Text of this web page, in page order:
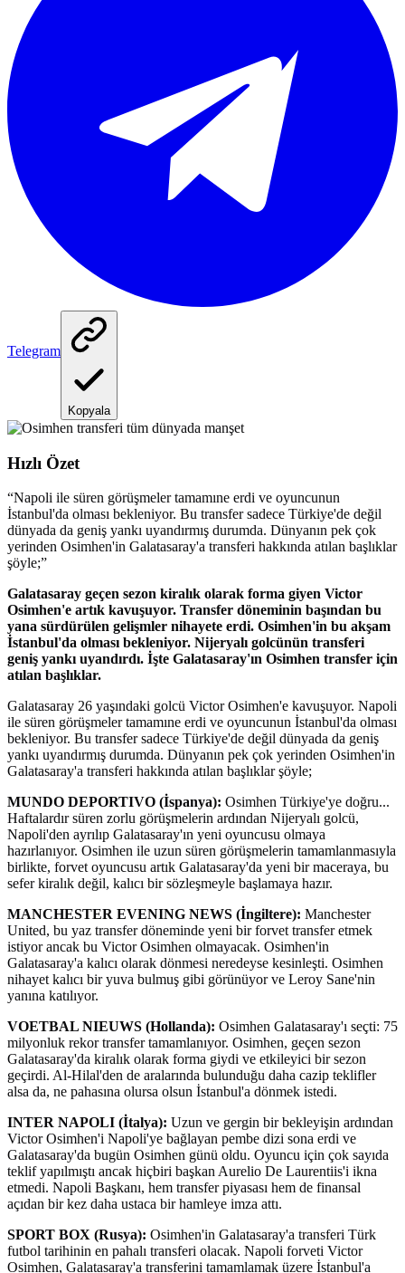
Telegram
Kopyala
Hızlı Özet
“Napoli ile süren görüşmeler tamamıne erdi ve oyuncunun
İstanbul'da olması bekleniyor. Bu transfer sadece Türkiye'de değil
dünyada da geniş yankı uyandırmış durumda. Dünyanın pek çok
yerinden Osimhen'in Galatasaray'a transferi hakkında atılan başlıklar
şöyle;”
Galatasaray geçen sezon kiralık olarak forma giyen Victor
Osimhen'e artık kavuşuyor. Transfer döneminin başından bu
yana sürdürülen gelişmler nihayete erdi. Osimhen'in bu akşam
İstanbul'da olması bekleniyor. Nijeryalı golcünün transferi
geniş yankı uyandırdı. İşte Galatasaray'ın Osimhen transfer için
atılan başlıklar.
Galatasaray 26 yaşındaki golcü Victor Osimhen'e kavuşuyor. Napoli
ile süren görüşmeler tamamıne erdi ve oyuncunun İstanbul'da olması
bekleniyor. Bu transfer sadece Türkiye'de değil dünyada da geniş
yankı uyandırmış durumda. Dünyanın pek çok yerinden Osimhen'in
Galatasaray'a transferi hakkında atılan başlıklar şöyle;
MUNDO DEPORTIVO (İspanya): Osimhen Türkiye'ye doğru...
Haftalardır süren zorlu görüşmelerin ardından Nijeryalı golcü,
Napoli'den ayrılıp Galatasaray'ın yeni oyuncusu olmaya
hazırlanıyor. Osimhen ile uzun süren görüşmelerin tamamlanmasıyla
birlikte, forvet oyuncusu artık Galatasaray'da yeni bir maceraya, bu
sefer kiralık değil, kalıcı bir sözleşmeyle başlamaya hazır.
MANCHESTER EVENING NEWS (İngiltere): Manchester
United, bu yaz transfer döneminde yeni bir forvet transfer etmek
istiyor ancak bu Victor Osimhen olmayacak. Osimhen'in
Galatasaray'a kalıcı olarak dönmesi neredeyse kesinleşti. Osimhen
nihayet kalıcı bir yuva bulmuş gibi görünüyor ve Leroy Sane'nin
yanına katılıyor.
VOETBAL NIEUWS (Hollanda): Osimhen Galatasaray'ı seçti: 75
milyonluk rekor transfer tamamlanıyor. Osimhen, geçen sezon
Galatasaray'da kiralık olarak forma giydi ve etkileyici bir sezon
geçirdi. Al-Hilal'den de aralarında bulunduğu daha cazip teklifler
alsa da, ne pahasına olursa olsun İstanbul'a dönmek istedi.
INTER NAPOLI (İtalya): Uzun ve gergin bir bekleyişin ardından
Victor Osimhen'i Napoli'ye bağlayan pembe dizi sona erdi ve
Galatasaray'da bugün Osimhen günü oldu. Oyuncu için çok sayıda
teklif yapılmıştı ancak hiçbiri başkan Aurelio De Laurentiis'i ikna
etmedi. Napoli Başkanı, hem transfer piyasası hem de finansal
açıdan bir kez daha ustaca bir hamleye imza attı.
SPORT BOX (Rusya): Osimhen'in Galatasaray'a transferi Türk
futbol tarihinin en pahalı transferi olacak. Napoli forveti Victor
Osimhen, Galatasaray'a transferini tamamlamak üzere İstanbul'a